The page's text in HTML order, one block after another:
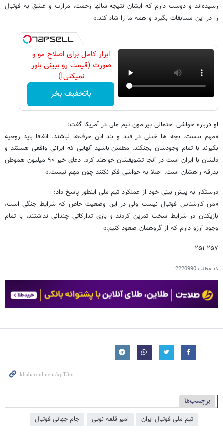
رسیده‌اند و دوست دارم که ایشان نتیجه سالها زحمت، مرارت و عشق به فوتبال
را در این مسابقات بگیرد و همه ما را شاد کند.»
ابزار کامل برای اصلاح مو و
صورت (قیمت رو ببینی باور
نمیکنی!)
باتخفیف بخر
او درباره حواشی احتمالی پیرامون تیم ملی در آمریکا گفت:
«مهم نیست. بچه ها خیلی در قید و بند این حرف‌ها نباشند. اتفاقا باید روحیه
بگیرند با تمام وجودشان بجنگند. مطمئن باشید آنهایی که ایرانی واقعی هستند و
دلشان با ایران است در آنجا تشویقشان خواهند کرد. دعای خیر ۹۰ میلیون هموطن
بدرقه راهشان است. اصلا به حواشی فکر نکنند چون مهم نیست.»
درستکار به پیش بینی خود از عملکرد تیم ملی اینطور پاسخ داد:
«من کارشناس فوتبال نیست ولی در این وضعیت خاص که شرایط جنگی است،
بازیکنان در شرایط سخت تمرین کردند و بازی تدارکاتی چندانی نداشتند، با تمام
وجود آرزو دارم که از گروهمان صعود کنیم.»
۲۵۷ ۲۵۱
کد مطلب2220990
برچسب‌ها
تیم ملی فوتبال ایران امیر قلعه نویی جام جهانی فوتبال